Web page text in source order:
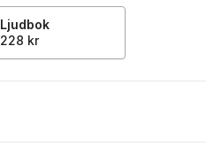
Ljudbok
228 kr